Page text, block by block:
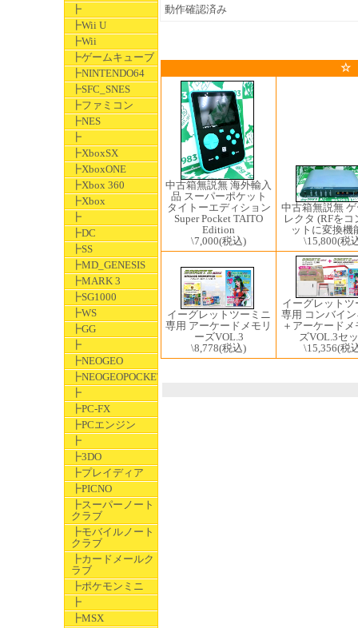
┣
┣Wii U
┣Wii
┣ゲームキューブ
┣NINTENDO64
┣SFC_SNES
┣ファミコン
┣NES
┣
┣XboxSX
┣XboxONE
┣Xbox 360
┣Xbox
┣
┣DC
┣SS
┣MD_GENESIS
┣MARK 3
┣SG1000
┣WS
┣GG
┣
┣NEOGEO
┣NEOGEOPOCKET
┣
┣PC-FX
┣PCエンジン
┣
┣3DO
┣プレイディア
┣PICNO
┣スーパーノート
クラブ
┣モバイルノート
クラブ
┣カードメールク
ラブ
┣ポケモンミニ
┣
┣MSX
動作確認済み
☆
中古箱無説無 海外輸入
品 スーパーポケット
タイトーエディション
Super Pocket TAITO
Edition
\7,000(税込)
中古箱無説無
レクタ (RFをコ
ットに変換機
\15,800(税
イーグレットツーミニ
専用 アーケードメモリ
ーズVOL.3
\8,778(税込)
イーグレットツ
専用 コンバイ
＋アーケードメ
ズVOL.3セ
\15,356(税